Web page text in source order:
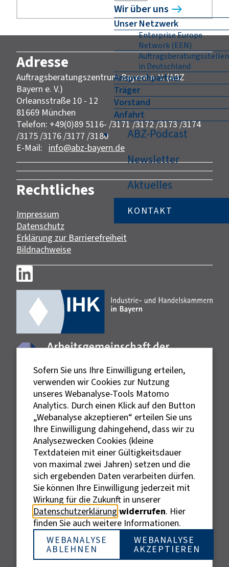
Wir über uns
Unser Netzwerk
Enterprise Europe
Network (EEN)
Auftragsberatungsstellen
in Deutschland
Ansprechpartner
Träger
Vorstand
Anfahrt
ABZ-Podcast
Newsletter
Aktuelles
KONTAKT
Adresse
Auftragsberatungszentrum Bayern e. V. (ABZ
Bayern e. V.)
Orleansstraße 10 - 12
81669 München
Telefon: +49(0)89 5116- /3171 /3172 /3173 /3174
/3175 /3176 /3177 /3180
E-Mail: info@abz-bayern.de
Rechtliches
Impressum
Datenschutz
Erklärung zur Barrierefreiheit
Bildnachweise
Externe Links sind mit dem Symbol
gekennzeichnet.
Bei personenbezogenen Bezeichnungen wurde aus
Gründen der besseren Lesbarkeit die männliche
Bezeichnung gewählt. Gemeint sind stets alle
Geschlechter.
Sofern Sie uns Ihre Einwilligung erteilen,
verwenden wir Cookies zur Nutzung
unseres Webanalyse-Tools Matomo
Analytics. Durch einen Klick auf den Button
„Webanalyse akzeptieren“ erteilen Sie uns
Ihre Einwilligung dahingehend, dass wir zu
Analysezwecken Cookies (kleine
Textdateien mit einer Gültigkeitsdauer
von maximal zwei Jahren) setzen und die
sich ergebenden Daten verarbeiten dürfen.
Sie können Ihre Einwilligung jederzeit mit
Wirkung für die Zukunft in unserer
Datenschutzerklärung widerrufen. Hier
finden Sie auch weitere Informationen.
WEBANALYSE
ABLEHNEN
WEBANALYSE
AKZEPTIEREN